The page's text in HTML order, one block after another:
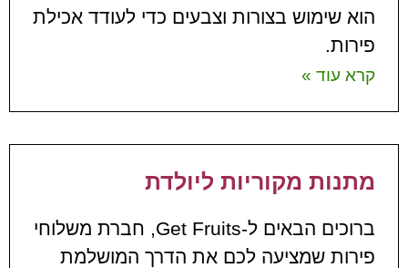
הוא שימוש בצורות וצבעים כדי לעודד אכילת
פירות.
קרא עוד »
מתנות מקוריות ליולדת
ברוכים הבאים ל-Get Fruits, חברת משלוחי
פירות שמציעה לכם את הדרך המושלמת